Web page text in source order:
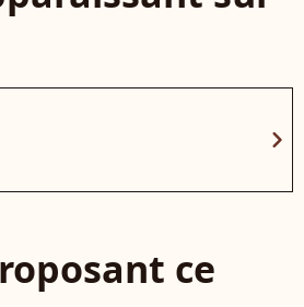
chevron_right
ce